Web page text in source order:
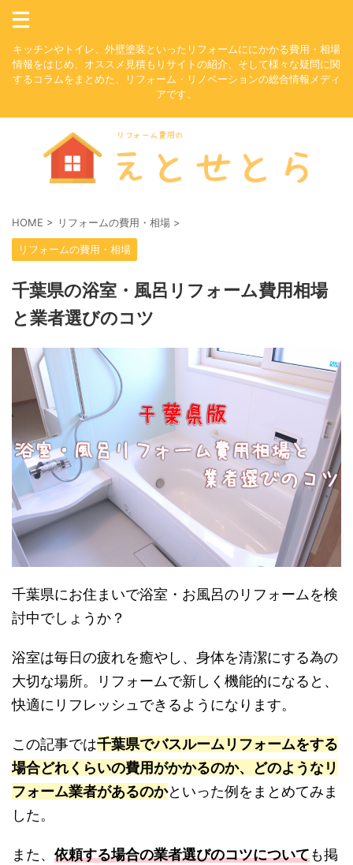
キッチンやトイレ、外壁塗装といったリフォームににかかる費用・相場
情報をはじめ、オススメ見積もりサイトの紹介、そして様々な疑問に関
するコラムをまとめた、リフォーム・リノベーションの総合情報メディ
アです。
HOME > リフォームの費用・相場 >
リフォームの費用・相場
千葉県の浴室・風呂リフォーム費用相場
と業者選びのコツ
千葉県にお住まいで浴室・お風呂のリフォームを検
討中でしょうか？
浴室は毎日の疲れを癒やし、身体を清潔にする為の
大切な場所。リフォームで新しく機能的になると、
快適にリフレッシュできるようになります。
この記事では千葉県でバスルームリフォームをする
場合どれくらいの費用がかかるのか、どのようなリ
フォーム業者があるのかといった例をまとめてみま
した。
また、 依頼する場合の業者選びのコツについても掲